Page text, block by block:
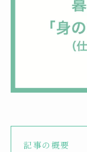
記事の概要